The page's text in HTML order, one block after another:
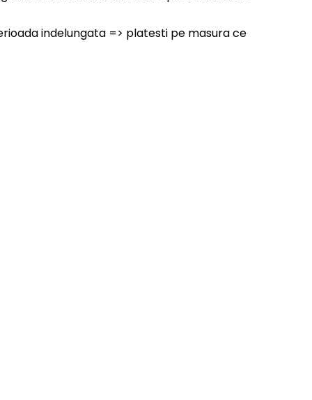
indelungata => platesti pe masura ce